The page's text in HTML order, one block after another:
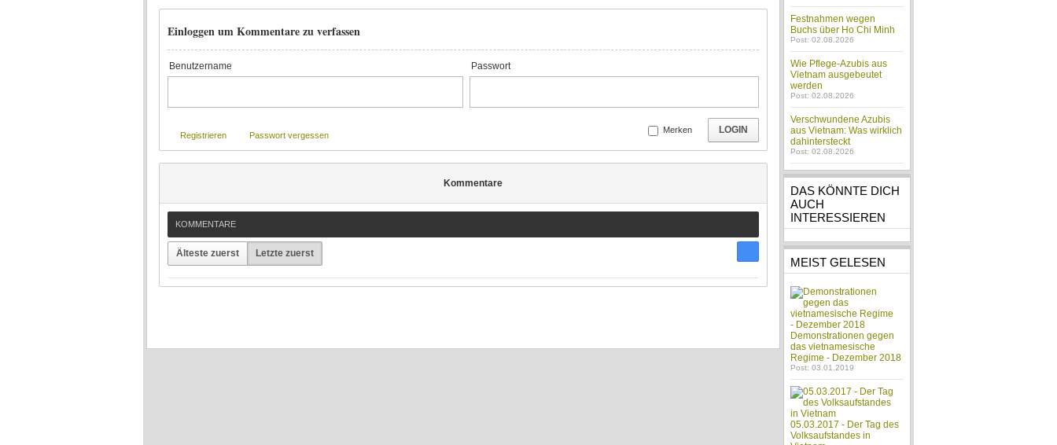
Einloggen um Kommentare zu verfassen
Benutzername Passwort
LOGIN
Merken
Registrieren Passwort vergessen
Kommentare
KOMMENTARE
Älteste zuerst Letzte zuerst
Festnahmen wegen
Buchs über Ho Chi Minh
Post: 02.08.2026
Wie Pflege-Azubis aus
Vietnam ausgebeutet
werden
Post: 02.08.2026
Verschwundene Azubis
aus Vietnam: Was wirklich
dahintersteckt
Post: 02.08.2026
DAS KÖNNTE DICH
AUCH
INTERESSIEREN
MEIST GELESEN
Demonstrationen gegen
das vietnamesische
Regime - Dezember 2018
Post: 03.01.2019
05.03.2017 - Der Tag des
Volksaufstandes in